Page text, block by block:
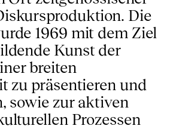
Die
1969 mit dem Ziel
Kunst der
breiten
zu präsentieren und
sowie zur aktiven
Prozessen